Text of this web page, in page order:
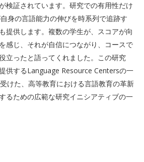
検証されています。研究での有用性だけ
身の言語能力の伸びを時系列で追跡す
提供します。複数の学生が、スコアが向
感じ、それが自信につながり、コースで
立ったと語ってくれました。この研究
供するLanguage Resource Centersの一
けた、高等教育における言語教育の革新
るための広範な研究イニシアティブの一